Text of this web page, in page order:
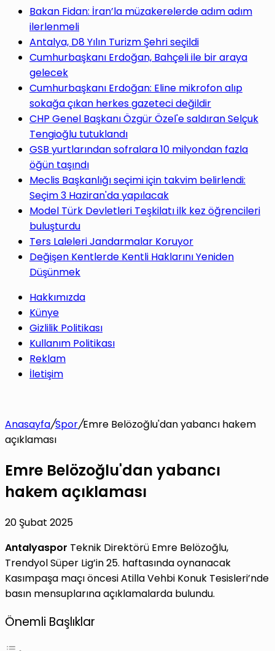
yap
...
Bakan Fidan: İran’la müzakerelerde adım adım
ilerlenmeli
Antalya, D8 Yılın Turizm Şehri seçildi
Cumhurbaşkanı Erdoğan, Bahçeli ile bir araya
gelecek
Cumhurbaşkanı Erdoğan: Eline mikrofon alıp
sokağa çıkan herkes gazeteci değildir
CHP Genel Başkanı Özgür Özel'e saldıran Selçuk
Tengioğlu tutuklandı
GSB yurtlarından sofralara 10 milyondan fazla
öğün taşındı
Meclis Başkanlığı seçimi için takvim belirlendi:
Seçim 3 Haziran'da yapılacak
Model Türk Devletleri Teşkilatı ilk kez öğrencileri
buluşturdu
Ters Laleleri Jandarmalar Koruyor
Değişen Kentlerde Kentli Haklarını Yeniden
Düşünmek
Hakkımızda
Künye
Gizlilik Politikası
Kullanım Politikası
Reklam
İletişim
Anasayfa/Spor/Emre Belözoğlu'dan yabancı hakem
açıklaması
Emre Belözoğlu'dan yabancı
hakem açıklaması
20 Şubat 2025
Antalyaspor Teknik Direktörü Emre Belözoğlu,
Trendyol Süper Lig’in 25. haftasında oynanacak
Kasımpaşa maçı öncesi Atilla Vehbi Konuk Tesisleri’nde
basın mensuplarına açıklamalarda bulundu.
Önemli Başlıklar